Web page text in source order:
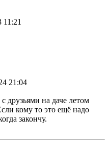
11:21
21:04
друзьями на даче летом
кому то это ещё надо
закончу.